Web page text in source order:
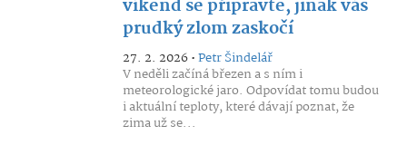
víkend se připravte, jinak vás
prudký zlom zaskočí
27. 2. 2026 •Petr Šindelář
V neděli začíná březen a s ním i
meteorologické jaro. Odpovídat tomu budou
i aktuální teploty, které dávají poznat, že
zima už se...